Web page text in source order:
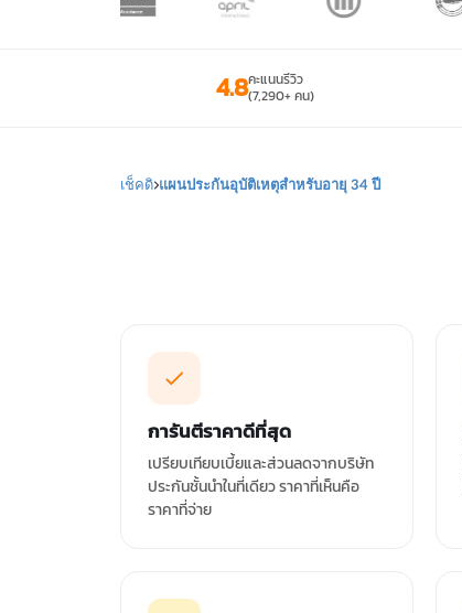
4.8คะแนนรีวิว
(7,290+ คน)
เช็คดิ แผนประกันอุบัติเหตุสำหรับอายุ 34 ปี
การันตีราคาดีที่สุด
เปรียบเทียบเบี้ยและส่วนลดจากบริษัท
ประกันชั้นนำในที่เดียว ราคาที่เห็นคือ
ราคาที่จ่าย